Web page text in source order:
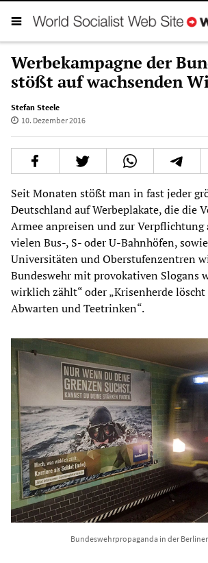
Werbekampagne der
stößt auf wachsenden
Stefan Steele
10. Dezember 2016
Seit Monaten stößt man in fast jeder
Deutschland auf Werbeplakate, die die
Armee anpreisen und zur Verpflichtung
vielen Bus-, S- oder U-Bahnhöfen,
Universitäten und Oberstufenzentren
Bundeswehr mit provokativen Slogans
wirklich zählt“ oder „Krisenherde
Abwarten und Teetrinken“.
Bundeswehrpropaganda in der